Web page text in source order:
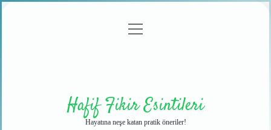
menüyü
Hafif Fikir Esintileri
Hayatına neşe katan pratik öneriler!